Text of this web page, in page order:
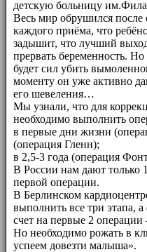
детскую больницу
Весь мир обрушился после
каждого приёма, что
задышит, что лучший
прервать беременность.
будет сил убить
моменту он уже активно
его шевеления…
Мы узнали, что для
необходимо выполнить
в первые дни жизни
(операция Гленн);
в 2,5-3 года (операция
В России нам дают только
первой операции.
В Берлинском
выполнить все три этапа,
счет на первые 2
Но необходимо рожать в
успеем довезти малыша».